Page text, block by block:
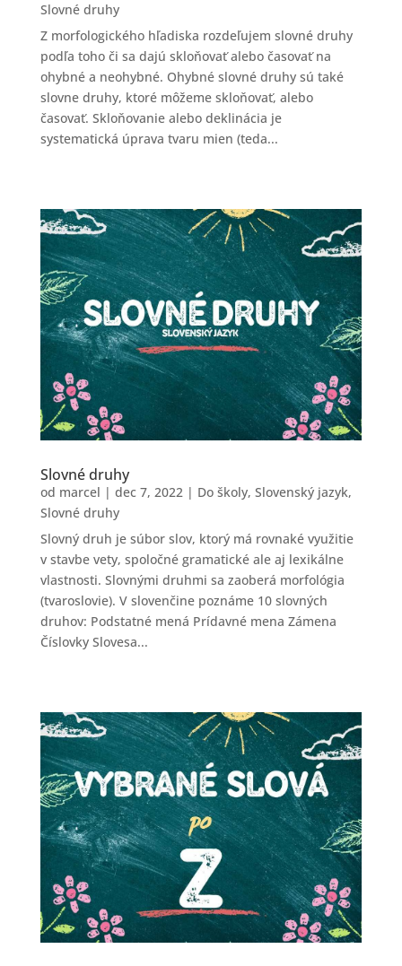
Slovné druhy
Z morfologického hľadiska rozdeľujem slovné druhy
podľa toho či sa dajú skloňovať alebo časovať na
ohybné a neohybné. Ohybné slovné druhy sú také
slovne druhy, ktoré môžeme skloňovať, alebo
časovať. Skloňovanie alebo deklinácia je
systematická úprava tvaru mien (teda...
Slovné druhy
od marcel | dec 7, 2022 | Do školy, Slovenský jazyk,
Slovné druhy
Slovný druh je súbor slov, ktorý má rovnaké využitie
v stavbe vety, spoločné gramatické ale aj lexikálne
vlastnosti. Slovnými druhmi sa zaoberá morfológia
(tvaroslovie). V slovenčine poznáme 10 slovných
druhov: Podstatné mená Prídavné mena Zámena
Číslovky Slovesa...